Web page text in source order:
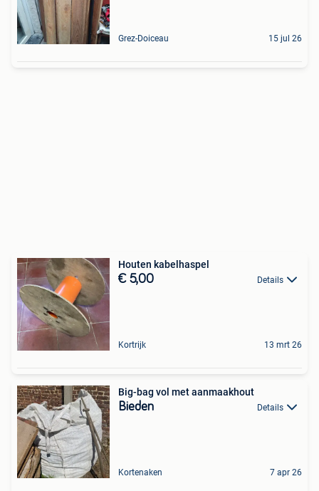
Grez-Doiceau 15 jul 26
Houten kabelhaspel
€ 5,00 Details
Kortrijk 13 mrt 26
Big-bag vol met aanmaakhout
Bieden Details
Kortenaken 7 apr 26